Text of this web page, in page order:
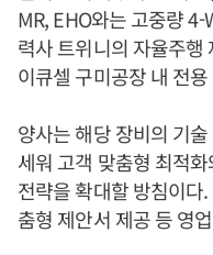
MR, EHO와는 고중량
력사 트위니의 자율주행
이큐셀 구미공장 내 전
양사는 해당 장비의 기
세워 고객 맞춤형 최적
전략을 확대할 방침이다
춤형 제안서 제공 등 영